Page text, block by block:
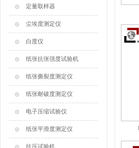
定量取样器
尘埃度测定仪
白度仪
纸张抗张强度试验机
纸张撕裂度测定仪
纸张耐破度测定仪
电子压缩试验仪
纸张平滑度测定仪
抗压试验机